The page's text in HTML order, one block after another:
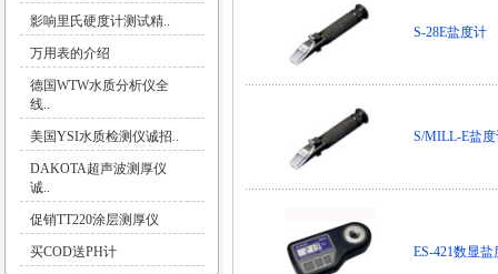
影响里氏硬度计测试精..
万用表的介绍
德国WTW水质分析仪全
线..
美国YSI水质检测仪诚招..
DAKOTA超声波测厚仪
诚..
促销TT220涂层测厚仪
买COD送PH计
S-28E盐度计
S/MILL-E盐
ES-421数显盐